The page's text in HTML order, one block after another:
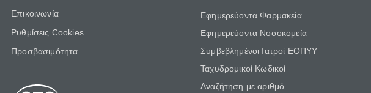
Επικοινωνία
Ρυθμίσεις Cookies
Προσβασιμότητα
Εφημερεύοντα Φαρμακεία
Εφημερεύοντα Νοσοκομεία
Συμβεβλημένοι Ιατροί ΕΟΠΥΥ
Ταχυδρομικοί Κωδικοί
Αναζήτηση με αριθμό